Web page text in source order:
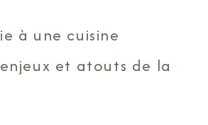
à une cuisine
et atouts de la